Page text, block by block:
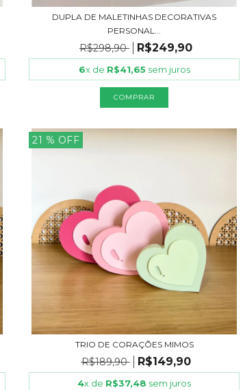
DUPLA DE MALETINHAS DECORATIVAS
PERSONAL...
R$298,90 R$249,90
6x de R$41,65 sem juros
21 % OFF
TRIO DE CORAÇÕES MIMOS
R$189,90 R$149,90
4x de R$37,48 sem juros